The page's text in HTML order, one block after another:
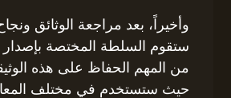
وأخيراً، بعد مراجعة الوثائق
ستقوم السلطة المختصة بإصدار
من المهم الحفاظ على هذه
حيث ستستخدم في مختلف